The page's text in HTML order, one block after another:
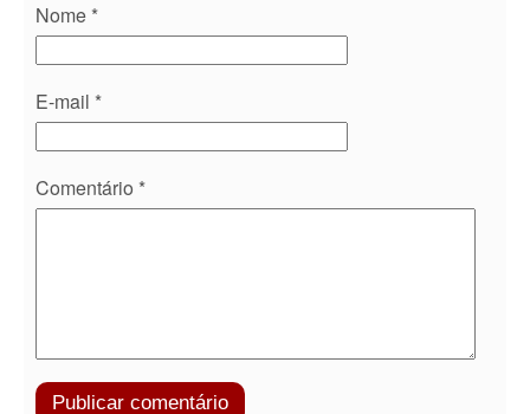
Nome *
E-mail *
Comentário *